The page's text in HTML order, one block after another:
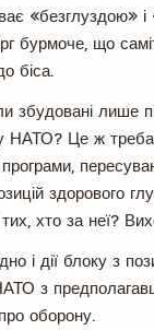
«безглуздою» і
бурмоче, що
біса.
збудовані лише
Це ж треба
здорового
хто за неї?
дії блоку з
з
оборону.